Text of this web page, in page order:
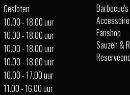
Gesloten
10.00 - 18.00 uur
10.00 - 18.00 uur
10.00 - 18.00 uur
10.00 - 18.00 uur
10.00 - 17.00 uur
11.00 - 16.00 uur
Barbecue's
Fanshop
Sauzen &